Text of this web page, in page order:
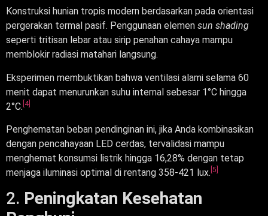
Konstruksi hunian tropis modern berdasarkan pada orientasi
pergerakan termal pasif. Penggunaan elemen sun shading
seperti tritisan lebar atau sirip penahan cahaya mampu
memblokir radiasi matahari langsung.
Eksperimen membuktikan bahwa ventilasi alami selama 60
menit dapat menurunkan suhu internal sebesar 1°C hingga
2°C. [4]
Penghematan beban pendinginan ini, jika Anda kombinasikan
dengan pencahayaan LED cerdas, tervalidasi mampu
menghemat konsumsi listrik hingga 16,28% dengan tetap
menjaga iluminasi optimal di rentang 358-421 lux. [5]
2. Peningkatan Kesehatan